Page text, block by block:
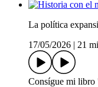
La política
17/05/2026
21
Consígue mi libro